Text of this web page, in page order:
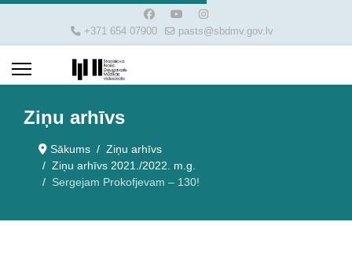
+371 654 07900 pasts@sbdmv.gov.lv
Ziņu arhīvs
Sākums
Ziņu arhīvs
Ziņu arhīvs 2021./2022. m.g.
Sergejam Prokofjevam – 130!